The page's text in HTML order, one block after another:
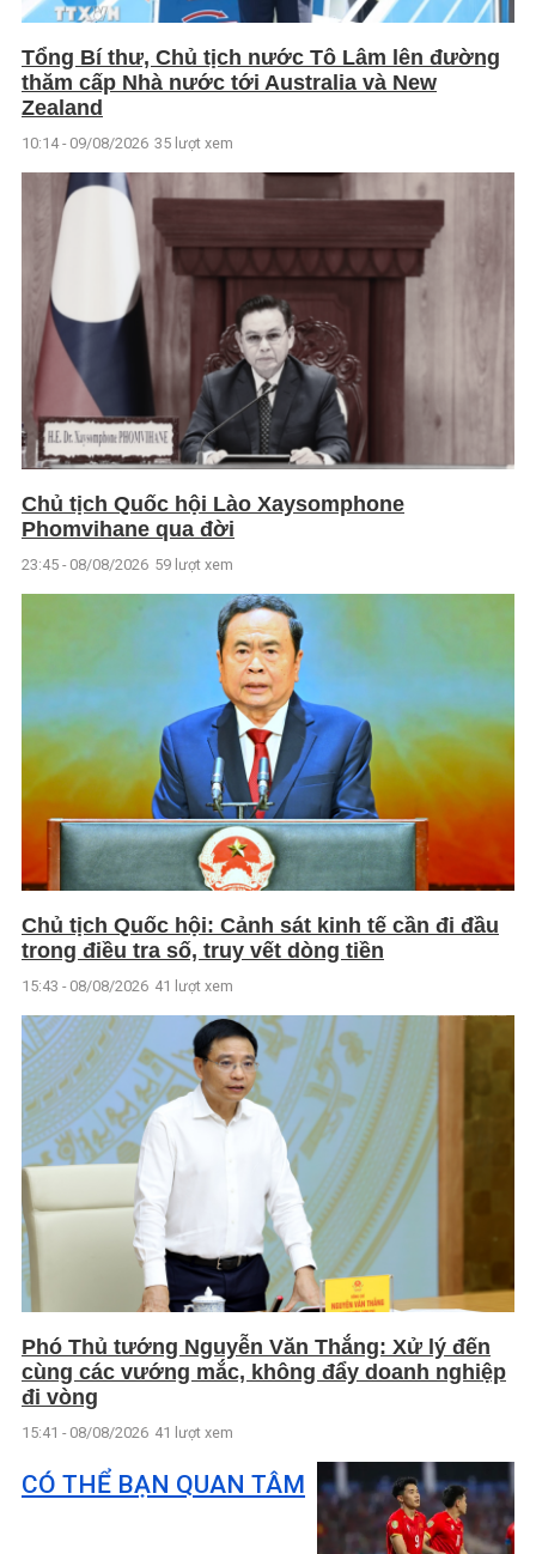
Tổng Bí thư, Chủ tịch nước Tô Lâm lên đường
thăm cấp Nhà nước tới Australia và New
Zealand
10:14 - 09/08/2026 35 lượt xem
Chủ tịch Quốc hội Lào Xaysomphone
Phomvihane qua đời
23:45 - 08/08/2026 59 lượt xem
Chủ tịch Quốc hội: Cảnh sát kinh tế cần đi đầu
trong điều tra số, truy vết dòng tiền
15:43 - 08/08/2026 41 lượt xem
Phó Thủ tướng Nguyễn Văn Thắng: Xử lý đến
cùng các vướng mắc, không đẩy doanh nghiệp
đi vòng
15:41 - 08/08/2026 41 lượt xem
CÓ THỂ BẠN QUAN TÂM